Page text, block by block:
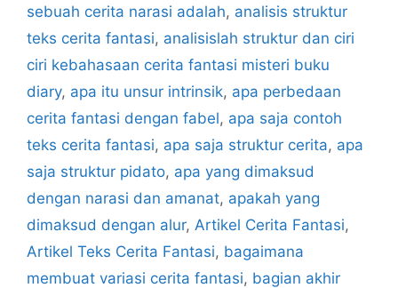
sebuah cerita narasi adalah, analisis struktur
teks cerita fantasi, analisislah struktur dan ciri
ciri kebahasaan cerita fantasi misteri buku
diary, apa itu unsur intrinsik, apa perbedaan
cerita fantasi dengan fabel, apa saja contoh
teks cerita fantasi, apa saja struktur cerita, apa
saja struktur pidato, apa yang dimaksud
dengan narasi dan amanat, apakah yang
dimaksud dengan alur, Artikel Cerita Fantasi,
Artikel Teks Cerita Fantasi, bagaimana
membuat variasi cerita fantasi, bagian akhir